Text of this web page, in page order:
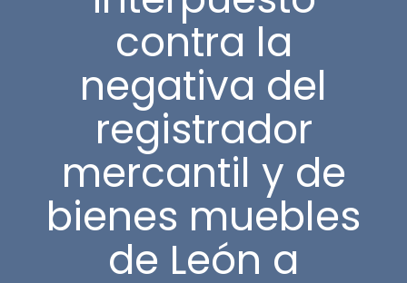
contra la
negativa del
registrador
mercantil y de
bienes muebles
de León a